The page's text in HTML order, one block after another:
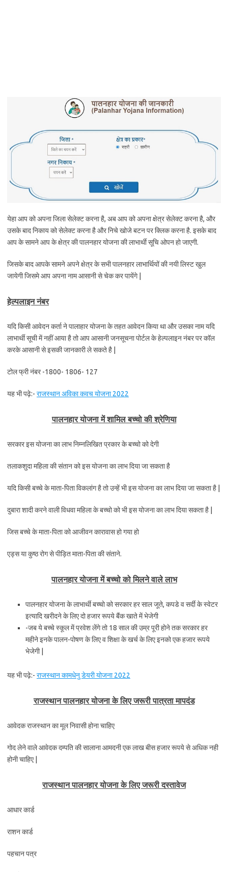
येहा आप को अपना जिला सेलेक्ट करना है, अब आप को अपना क्षेत्र सेलेक्ट करना है, और
उसके बाद निकाय को सेलेक्ट करना है और निचे खोजे बटन पर क्लिक करना है. इसके बाद
आप के सामने आप के क्षेत्र की पालनहार योजना की लाभार्थी सूचि ओपन हो जाएगी.
जिसके बाद आपके सामने अपने क्षेत्र के सभी पालनहार लाभार्थियों की नयी लिस्ट खुल
जायेगी जिसमे आप अपना नाम आसानी से चेक कर पायेंगे |
हेल्पलाइन नंबर
यदि किसी आवेदन कर्ता ने पालाहार योजना के तहत आवेदन किया था और उसका नाम यदि
लाभार्थी सूची में नहीं आया है तो आप आसानी जनसूचना पोर्टल के हेल्पलाइन नंबर पर कॉल
करके आसानी से इसकी जानकारी ले सकते है |
टोल फ्री नंबर -1800- 1806- 127
यह भी पढ़े:- राजस्थान अविका कवच योजना 2022
पालनहार योजना में शामिल बच्चो की श्रेणिया
सरकार इस योजना का लाभ निम्नलिखित प्रकार के बच्चो को देगी
तलाकशुदा महिला की संतान को इस योजना का लाभ दिया जा सकता है
यदि किसी बच्चे के माता-पिता विकलांग है तो उन्हें भी इस योजना का लाभ दिया जा सकता है |
दुबारा शादी करने वाली विधवा महिला के बच्चो को भी इस योजना का लाभ दिया सकता है |
जिस बच्चे के माता-पिता को आजीवन कारावास हो गया हो
एड्स या कुष्ठ रोग से पीड़ित माता-पिता की संताने.
पालनहार योजना में बच्चो को मिलने वाले लाभ
पालनहार योजना के लाभार्थी बच्चो को सरकार हर साल जूते, कपडे व सर्दी के स्वेटर
इत्यादि खरीदने के लिए दो हजार रूपये बैंक खाते में भेजेगी
-जब ये बच्चे स्कूल में प्रवेश लेंगे तो 18 साल की उम्र पूरी होने तक सरकार हर
महीने इनके पालन-पोषण के लिए व शिक्षा के खर्च के लिए इनको एक हजार रूपये
भेजेगी |
यह भी पढ़े:- राजस्थान कामधेनु डेयरी योजना 2022
राजस्थान पालनहार योजना के लिए जरूरी पात्रता मापदंड
आवेदक राजस्थान का मूल निवासी होना चाहिए
गोद लेने वाले आवेदक दम्पति की सालाना आमदनी एक लाख बीस हजार रूपये से अधिक नही
होनी चाहिए |
राजस्थान पालनहार योजना के लिए जरूरी दस्तावेज
आधार कार्ड
राशन कार्ड
पहचान पत्र